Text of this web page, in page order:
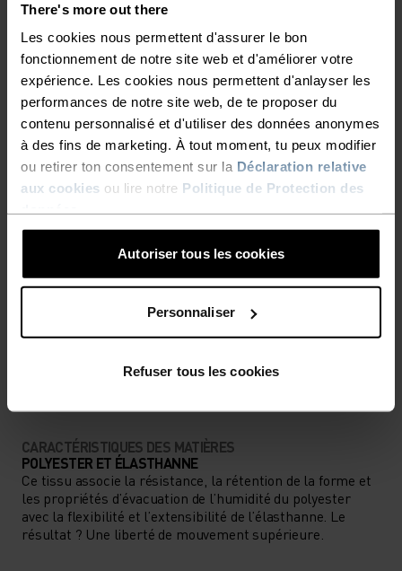
There's more out there
Les cookies nous permettent d'assurer le bon
fonctionnement de notre site web et d'améliorer votre
expérience. Les cookies nous permettent d'anlayser les
performances de notre site web, de te proposer du
contenu personnalisé et d'utiliser des données anonymes
à des fins de marketing. À tout moment, tu peux modifier
ou retirer ton consentement sur la Déclaration relative
aux cookies ou lire notre Politique de Protection des
Autoriser tous les cookies
Personnaliser
Refuser tous les cookies
DES ÉCHAPPÉES AU-DELÀ
DES SAISONS.
Vêtements de cyclisme conçus pour le confort.
Inspirés par la route, toutes les routes.
NIVEAU D'ACTIVITÉ
MODÉRÉ
TYPE D’ACTIVITÉ
CARACTÉRISTIQUES DES MATIÈRES
POLYESTER ET ÉLASTHANNE
Ce tissu associe la résistance, la rétention de la forme et
les propriétés d’évacuation de l’humidité du polyester
avec la flexibilité et l’extensibilité de l’élasthanne. Le
résultat ? Une liberté de mouvement supérieure.